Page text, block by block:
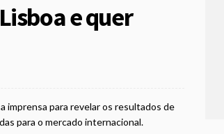
e quer
imprensa para revelar os resultados de
para o mercado internacional.